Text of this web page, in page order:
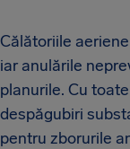
Călătoriile
iar anulările
planurile. Cu
despăgubiri
pentru zborurile